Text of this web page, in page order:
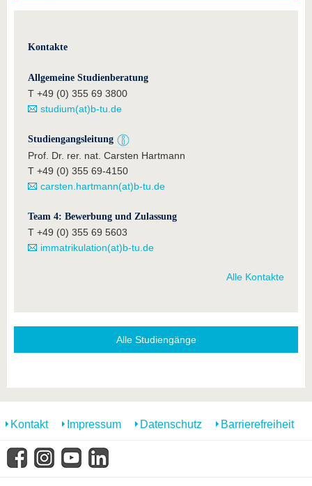
Kontakte
Allgemeine Studienberatung
T +49 (0) 355 69 3800
studium(at)b-tu.de
Studiengangsleitung
Prof. Dr. rer. nat. Carsten Hartmann
T +49 (0) 355 69-4150
carsten.hartmann(at)b-tu.de
Team 4: Bewerbung und Zulassung
T +49 (0) 355 69 5603
immatrikulation(at)b-tu.de
Alle Kontakte
Alle Studiengänge
Kontakt Impressum Datenschutz Barrierefreiheit